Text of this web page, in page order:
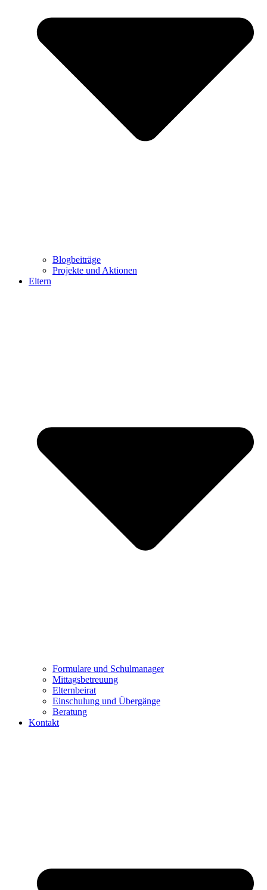
Blogbeiträge
Projekte und Aktionen
Eltern
Formulare und Schulmanager
Mittagsbetreuung
Elternbeirat
Einschulung und Übergänge
Beratung
Kontakt